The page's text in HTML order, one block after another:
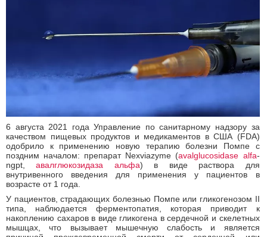
6 августа 2021 года Управление по санитарному надзору за
качеством пищевых продуктов и медикаментов в США (FDA)
одобрило к применению новую терапию болезни Помпе с
поздним началом: препарат Nexviazyme (avalglucosidase alfa-
ngpt,авалглюкозидаза альфа) в виде раствора для
внутривенного введения для применения у пациентов в
возрасте от 1 года.
У пациентов, страдающих болезнью Помпе или гликогенозом II
типа, наблюдается ферментопатия, которая приводит к
накоплению сахаров в виде гликогена в сердечной и скелетных
мышцах, что вызывает мышечную слабость и является